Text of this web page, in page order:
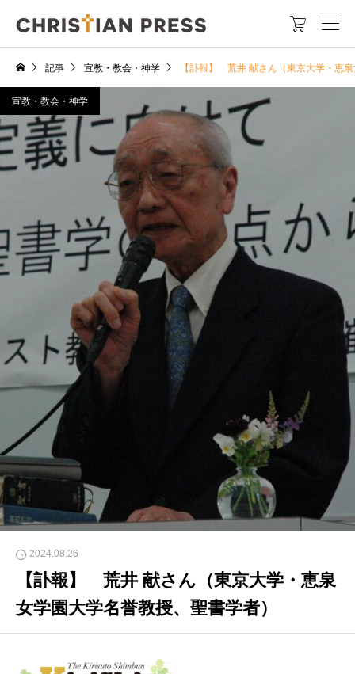

記事 宣教・教会・神学 【訃報】 荒井 献さん（東京大学・恵
宣教・教会・神学
2024.08.26
【訃報】 荒井 献さん（東京大学・恵泉
女学園大学名誉教授、聖書学者）